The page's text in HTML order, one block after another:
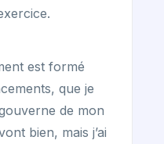
est formé
que je
de mon
bien, mais j’ai